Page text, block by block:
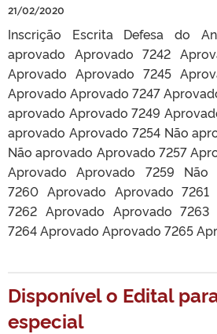
21/02/2020
Inscrição Escrita Defesa do
aprovado Aprovado 7242
Aprovado Aprovado 7245
Aprovado Aprovado 7247
aprovado Aprovado 7249
aprovado Aprovado 7254 Não
Não aprovado Aprovado 7257
Aprovado Aprovado 7259 Não
7260 Aprovado Aprovado 7261
7262 Aprovado Aprovado 7263
7264 Aprovado Aprovado 7265
Disponível o Edital
especial